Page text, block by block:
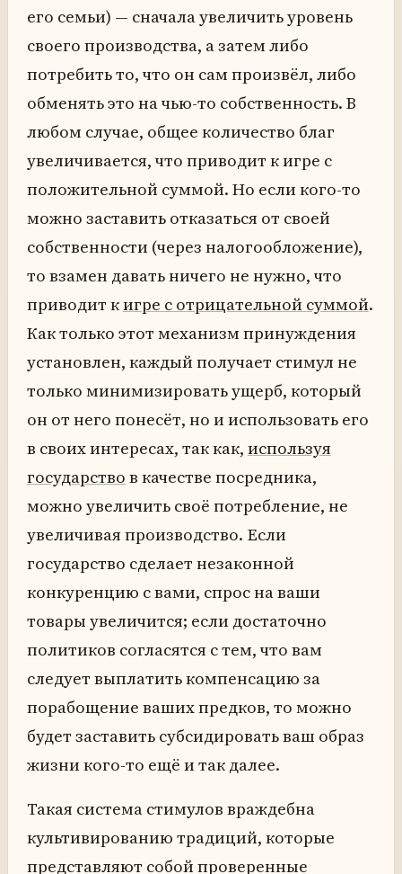
его семьи) — сначала увеличить уровень
своего производства, а затем либо
потребить то, что он сам произвёл, либо
обменять это на чью-то собственность. В
любом случае, общее количество благ
увеличивается, что приводит к игре с
положительной суммой. Но если кого-то
можно заставить отказаться от своей
собственности (через налогообложение),
то взамен давать ничего не нужно, что
приводит кигре с отрицательной суммой.
Как только этот механизм принуждения
установлен, каждый получает стимул не
только минимизировать ущерб, который
он от него понесёт, но и использовать его
в своих интересах, так как, используя
государство в качестве посредника,
можно увеличить своё потребление, не
увеличивая производство. Если
государство сделает незаконной
конкуренцию с вами, спрос на ваши
товары увеличится; если достаточно
политиков согласятся с тем, что вам
следует выплатить компенсацию за
порабощение ваших предков, то можно
будет заставить субсидировать ваш образ
жизни кого-то ещё и так далее.
Такая система стимулов враждебна
культивированию традиций, которые
представляют собой проверенные